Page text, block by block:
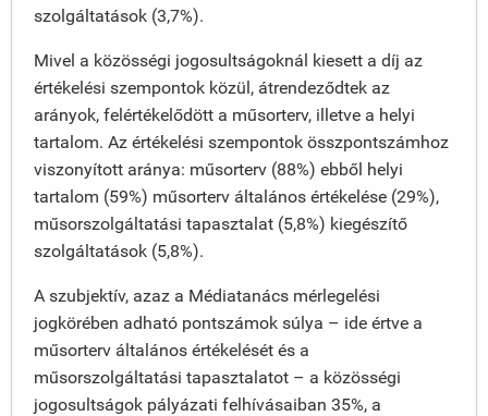
szolgáltatások (3,7%).
Mivel a közösségi jogosultságoknál kiesett a díj az
értékelési szempontok közül, átrendeződtek az
arányok, felértékelődött a műsorterv, illetve a helyi
tartalom. Az értékelési szempontok összpontszámhoz
viszonyított aránya: műsorterv (88%) ebből helyi
tartalom (59%) műsorterv általános értékelése (29%),
műsorszolgáltatási tapasztalat (5,8%) kiegészítő
szolgáltatások (5,8%).
A szubjektív, azaz a Médiatanács mérlegelési
jogkörében adható pontszámok súlya – ide értve a
műsorterv általános értékelését és a
műsorszolgáltatási tapasztalatot – a közösségi
jogosultságok pályázati felhívásaiban 35%, a